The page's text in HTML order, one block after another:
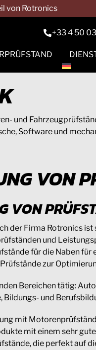
von Rotronics
+33 4 50
Anlässe
und
Software und
VON
VON
der Firma Rotronics
und
für die Naben
zur
Bereichen tätig:
Bildungs- und
mit
mit einem sehr
die perfekt auf